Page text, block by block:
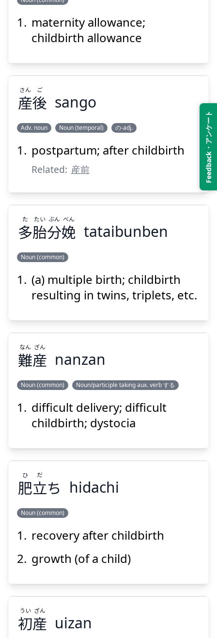
Feedback・アンケート
出
産
手
当
し
ゅっさん
て
あて
maternity allowance;
childbirth allowance
さん
ご
産後
さん ご
sango
Adv. noun Noun (temporal) の-adj.
postpartum; after childbirth
Related: 産前
多
胎
分
娩
た
たい
ぶん
べん
多胎分娩
た たい ぶん べん
tataibunben
Noun (common)
(a) multiple birth; childbirth
resulting in twins, triplets, etc.
難
産
なん
ざん
難産
なん ざん
nanzan
Noun (common) Noun/participle taking aux. verb する
difficult delivery; difficult
childbirth; dystocia
肥
立
ち
ひ
だ
Suspend
肥立ち
ひ だ
hidachi
Noun (common)
recovery after childbirth
growth (of a child)
初産
うい ざん
uizan